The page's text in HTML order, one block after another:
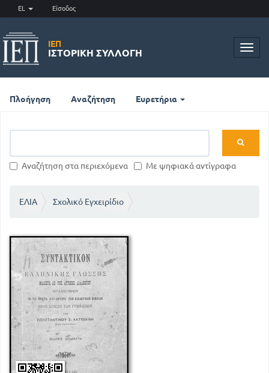
EL Είσοδος
ΙΕΠ
ΙΣΤΟΡΙΚΉ ΣΥΛΛΟΓΉ
Πλοήγηση Αναζήτηση Ευρετήρια
Αναζήτηση στα περιεχόμενα Με ψηφιακά αντίγραφα
ΕΛΙΑ Σχολικό Εγχειρίδιο